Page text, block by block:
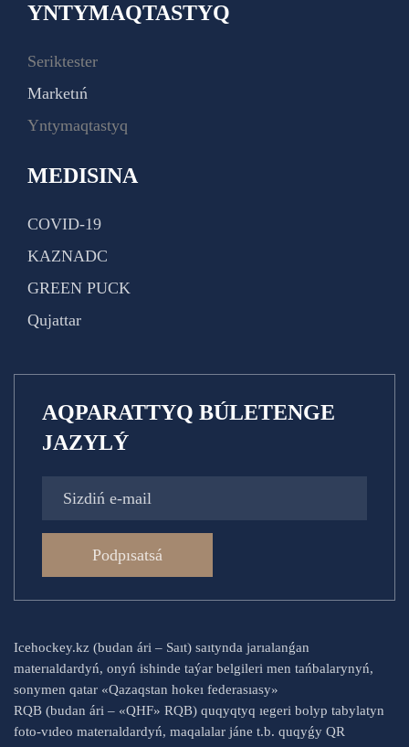
YNTYMAQTASTYQ
Seriktester
Marketıń
Yntymaqtastyq
MEDISINA
COVID-19
KAZNADC
GREEN PUCK
Qujattar
AQPARATTYQ BÚLETENGE
JAZYLÝ
Podpısatsá
Icehockey.kz (budan ári – Saıt) saıtynda jarıalanǵan
materıaldardyń, onyń ishinde taýar belgileri men tańbalarynyń,
sonymen qatar «Qazaqstan hokeı federasıasy»
RQB (budan ári – «QHF» RQB) quqyqtyq ıegeri bolyp tabylatyn
foto-vıdeo materıaldardyń, maqalalar jáne t.b. quqyǵy QR